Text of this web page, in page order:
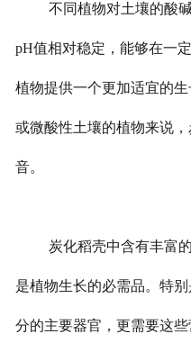
不同植物对土壤的酸
pH值相对稳定，能够在一
植物提供一个更加适宜的
或微酸性土壤的植物来说
音。
炭化稻壳中含有丰富
是植物生长的必需品。特
分的主要器官，更需要这